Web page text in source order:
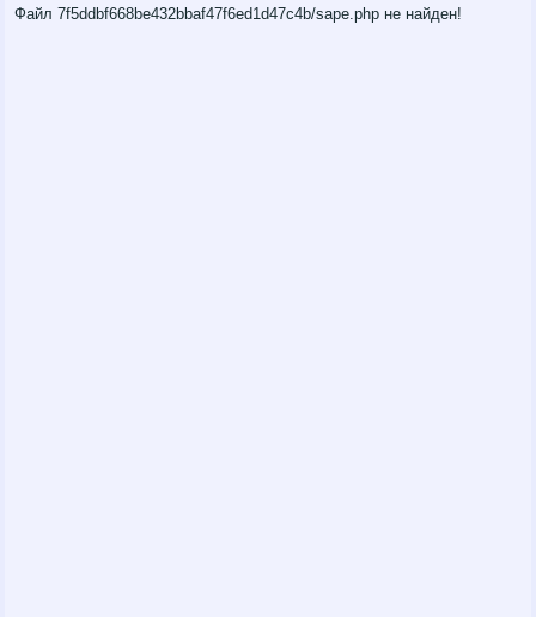
Файл 7f5ddbf668be432bbaf47f6ed1d47c4b/sape.php не найден!